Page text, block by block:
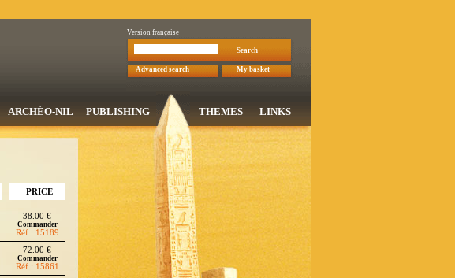
Version française
Search
Advanced search My basket
ARCHÉO-NIL PUBLISHING THEMES LINKS
PRICE
38.00 €
Commander
Réf : 15189
72.00 €
Commander
Réf : 15861